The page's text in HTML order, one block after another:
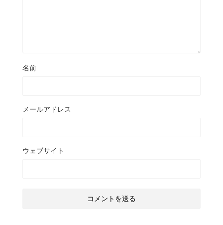
名前
メールアドレス
ウェブサイト